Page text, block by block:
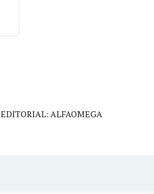
EDITORIAL: ALFAOMEGA